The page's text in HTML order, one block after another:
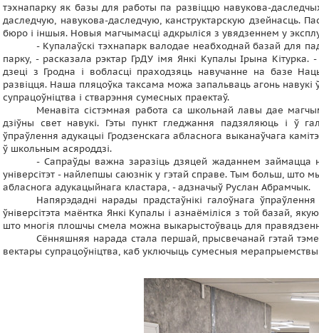
тэхнапарку як базы для работы па развіццю навукова-
даследчую, навукова-даследчую, канструктарскую дзейнасць.
бюро і іншыя. Новыя магчымасці адкрыліся з увядзеннем у
- Купалаўскі тэхнапарк валодае неабходнай базай для
парку, - расказала рэктар ГрДУ імя Янкі Купалы Ірына
дзеці з Гродна і вобласці праходзяць навучанне на базе
развіцця. Наша пляцоўка таксама можа запальваць агонь
супрацоўніцтва і стварэння сумесных праектаў.
Менавіта сістэмная работа са школьнай лавы дае
дзіўны свет навукі. Гэты пункт гледжання падзяляюць і ў
ўпраўлення адукацыі Гродзенскага абласнога выканаўчага
ў школьным асяроддзі.
- Сапраўды важна заразіць дзяцей жаданнем займацца
універсітэт - найлепшы саюзнік у гэтай справе. Тым больш, што
абласнога адукацыйнага кластара, - адзначыў Руслан Абрамчык.
Напярэдадні нарады прадстаўнікі галоўнага
ўніверсітэта маёнтка Янкі Купалы і азнаёміліся з той базай,
што многія плошчы смела можна выкарыстоўваць для
Сённяшняя нарада стала першай, прысвечанай гэтай
вектары супрацоўніцтва, каб уключыць сумесныя